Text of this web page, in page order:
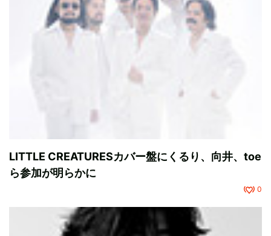
LITTLE CREATURESカバー盤にくるり、向井、toe
ら参加が明らかに
0